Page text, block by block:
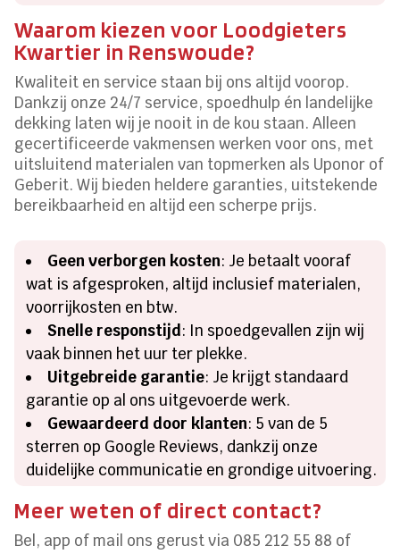
Waarom kiezen voor Loodgieters
Kwartier in Renswoude?
Kwaliteit en service staan bij ons altijd voorop.
Dankzij onze 24/7 service, spoedhulp én landelijke
dekking laten wij je nooit in de kou staan. Alleen
gecertificeerde vakmensen werken voor ons, met
uitsluitend materialen van topmerken als Uponor of
Geberit. Wij bieden heldere garanties, uitstekende
bereikbaarheid en altijd een scherpe prijs.
Geen verborgen kosten: Je betaalt vooraf
wat is afgesproken, altijd inclusief materialen,
voorrijkosten en btw.
Snelle responstijd: In spoedgevallen zijn wij
vaak binnen het uur ter plekke.
Uitgebreide garantie: Je krijgt standaard
garantie op al ons uitgevoerde werk.
Gewaardeerd door klanten: 5 van de 5
sterren op Google Reviews, dankzij onze
duidelijke communicatie en grondige uitvoering.
Meer weten of direct contact?
Bel, app of mail ons gerust via 085 212 55 88 of